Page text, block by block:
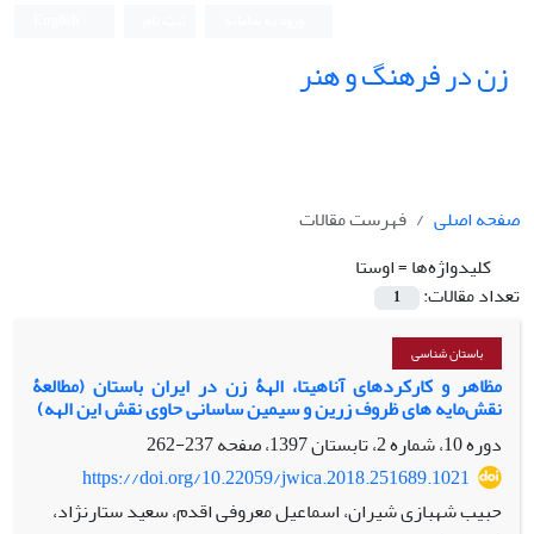
زن در فرهنگ و هنر
صفحه اصلی
فهرست مقالات
کلیدواژه‌ها =اوستا
تعداد مقالات:
1
باستان شناسی
مظاهر و کارکردهای آناهیتا، الهۀ زن در ایران باستان (مطالعۀ
نقش‌مایه‏ های ظروف زرین و سیمین ساسانی حاوی نقش این الهه)
دوره 10، شماره 2، تابستان 1397، صفحه
237-262
https://doi.org/10.22059/jwica.2018.251689.1021
حبیب شهبازی شیران، اسماعیل معروفی اقدم، سعید ستارنژاد،